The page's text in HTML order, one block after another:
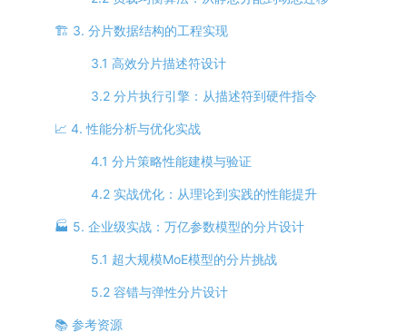
🏗️ 3. 分片数据结构的工程实现
3.1 高效分片描述符设计
3.2 分片执行引擎：从描述符到硬件指令
📈 4. 性能分析与优化实战
4.1 分片策略性能建模与验证
4.2 实战优化：从理论到实践的性能提升
🏭 5. 企业级实战：万亿参数模型的分片设计
5.1 超大规模MoE模型的分片挑战
5.2 容错与弹性分片设计
📚 参考资源